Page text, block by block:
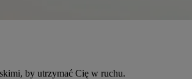
by utrzymać Cię w ruchu.